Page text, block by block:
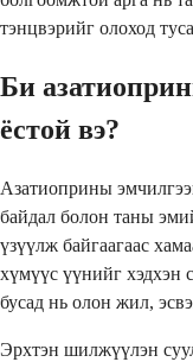
тэнцвэрийг олоход
Би
ёстой вэ?
Азатиоприны
байдал болон таны
үзүүлж байгаагаас
хүмүүс үүнийг хэдхэн
бусад нь олон жил,
Эрхтэн шилжүүлэн